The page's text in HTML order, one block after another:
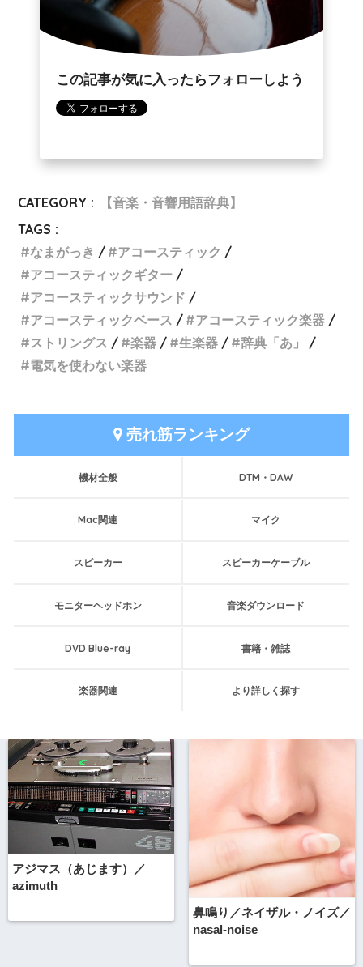
この記事が気に入ったらフォローしよう
CATEGORY :
【音楽・音響用語辞典】
TAGS :
なまがっき
アコースティック
アコースティックギター
アコースティックサウンド
アコースティックベース
アコースティック楽器
ストリングス
楽器 生楽器
辞典「あ」
電気を使わない楽器
売れ筋ランキング
機材全般 DTM・DAW
Mac関連 マイク
スピーカー スピーカーケーブル
モニターヘッドホン 音楽ダウンロード
DVD Blue-ray 書籍・雑誌
楽器関連 より詳しく探す
アジマス（あじます）／
azimuth
鼻鳴り／ネイザル・ノイズ／
nasal-noise